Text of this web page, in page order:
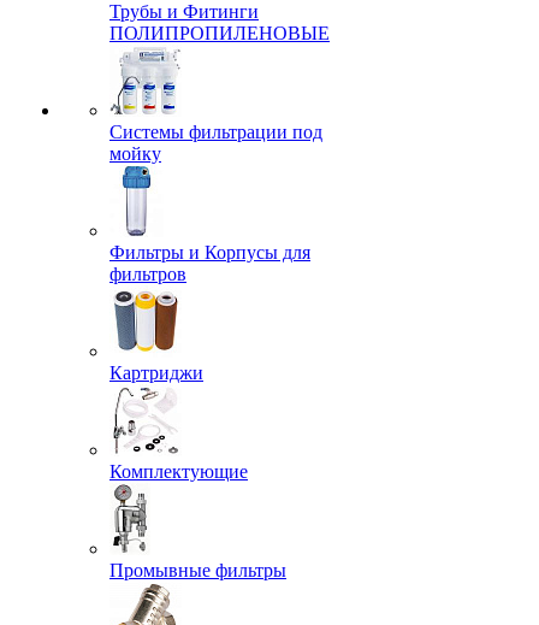
Трубы и Фитинги
ПОЛИПРОПИЛЕНОВЫЕ
Системы фильтрации под
мойку
Фильтры и Корпусы для
фильтров
Картриджи
Комплектующие
Промывные фильтры